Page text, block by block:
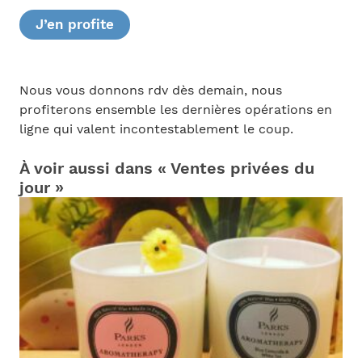
J’en profite
Nous vous donnons rdv dès demain, nous
profiterons ensemble les dernières opérations en
ligne qui valent incontestablement le coup.
À voir aussi dans « Ventes privées du
jour »